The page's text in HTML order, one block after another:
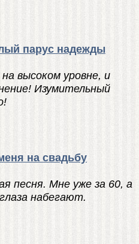
парус надежды
высоком уровне, и
Изумительный
на свадьбу
песня. Мне уже за 60, а
набегают.